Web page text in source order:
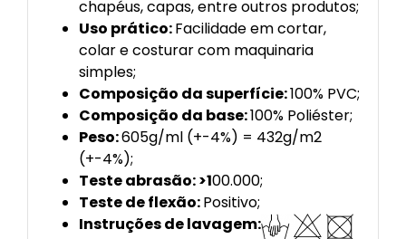
chapéus, capas, entre outros produtos;
Uso prático:Facilidade em cortar,
colar e costurar com maquinaria
simples;
Composição da superfície:100% PVC;
Composição da base:100% Poliéster;
Peso:605g/ml (+-4%) = 432g/m2
(+-4%);
Teste abrasão: >100.000;
Teste de flexão:Positivo;
Instruções de lavagem: